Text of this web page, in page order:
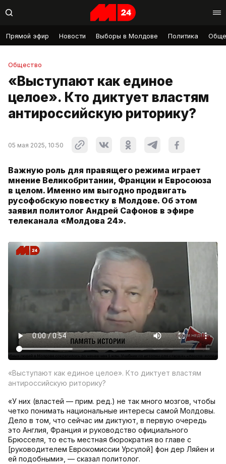
Прямой эфир Новости Выборы в Молдове Политика
Общество
«Выступают как единое
целое». Кто диктует властям
антироссийскую риторику?
05 мая 2025, 10:50
Важную роль для правящего режима играет
мнение Великобритании, Франции и Евросоюза
в целом. Именно им выгодно продвигать
русофобскую повестку в Молдове. Об этом
заявил политолог Андрей Сафонов в эфире
телеканала «Молдова 24».
«Выступают как единое целое». Кто диктует властям
антироссийскую риторику?
«У них (властей — прим. ред.) не так много мозгов, чтобы
четко понимать национальные интересы самой Молдовы.
Дело в том, что сейчас им диктуют, в первую очередь
это Англия, Франция и руководство официального
Брюсселя, то есть местная бюрократия во главе с
[руководителем Еврокомиссии Урсулой] фон дер Ляйен и
ей подобными», — сказал политолог.